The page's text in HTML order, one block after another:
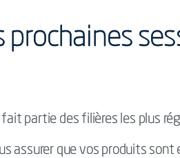
prochaines
partie des filières les plus
assurer que vos produits